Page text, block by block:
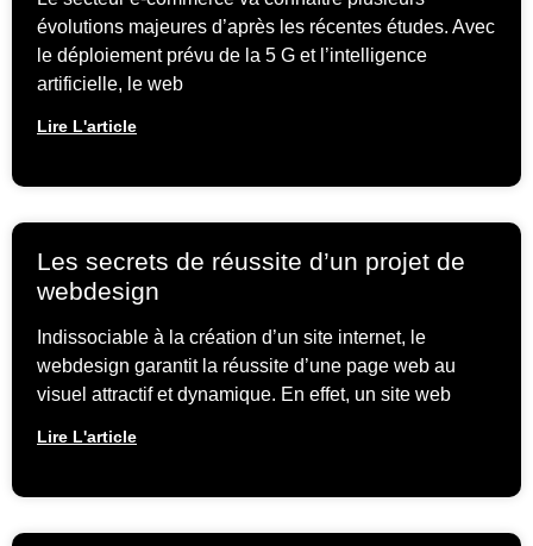
évolutions majeures d’après les récentes études. Avec
le déploiement prévu de la 5 G et l’intelligence
artificielle, le web
Lire L'article
Les secrets de réussite d’un projet de
webdesign
Indissociable à la création d’un site internet, le
webdesign garantit la réussite d’une page web au
visuel attractif et dynamique. En effet, un site web
Lire L'article